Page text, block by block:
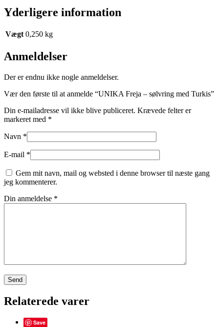
Yderligere information
Vægt 0,250 kg
Anmeldelser
Der er endnu ikke nogle anmeldelser.
Vær den første til at anmelde “UNIKA Freja – sølvring med Turkis”
Din e-mailadresse vil ikke blive publiceret. Krævede felter er
markeret med *
Navn *
E-mail *
Gem mit navn, mail og websted i denne browser til næste gang
jeg kommenterer.
Din anmeldelse *
Relaterede varer
Save